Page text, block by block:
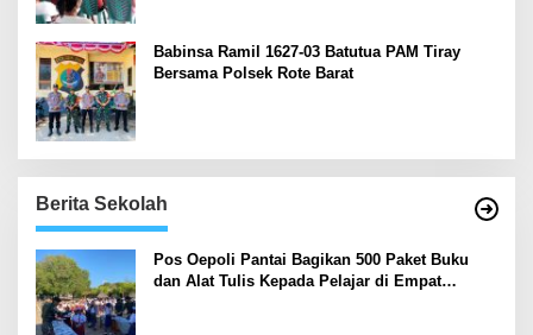
Babinsa Ramil 1627-03 Batutua PAM Tiray
Bersama Polsek Rote Barat
Berita Sekolah
Pos Oepoli Pantai Bagikan 500 Paket Buku
dan Alat Tulis Kepada Pelajar di Empat